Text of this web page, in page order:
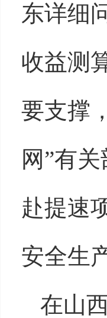
东详细
收益测
要支撑
网”有
赴提速
安全生
在山